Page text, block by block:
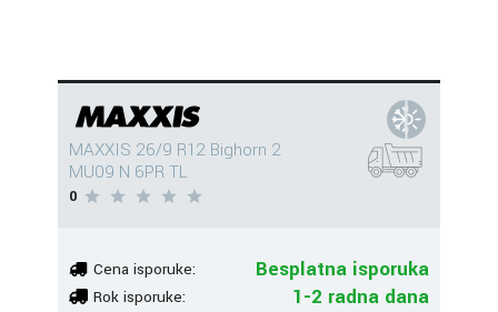
MAXXIS 26/9 R12 Bighorn 2
MU09 N 6PR TL
0
Cena isporuke: Besplatna isporuka
Rok isporuke: 1-2 radna dana